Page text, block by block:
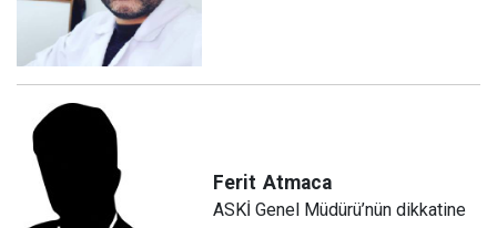
Ferit Atmaca
ASKİ Genel Müdürü’nün dikkatine